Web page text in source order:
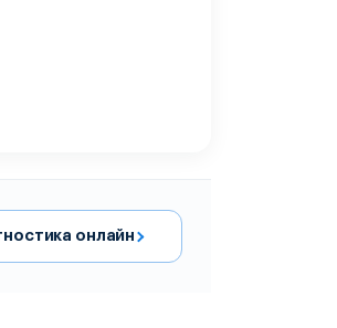
онлайн